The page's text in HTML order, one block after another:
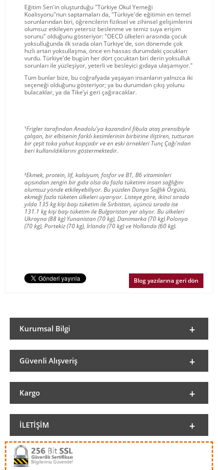
Eğitim Sen'in oluşturduğu "Türkiye Okul Yemeği
Koalisyonu"nun saptamaları da, "Türkiye'de eğitimin en temel
sorunlarından biri, öğrencilerin fiziksel ve zihinsel gelişimlerini
olumsuz etkileyen yetersiz beslenme ve temiz suya erişim
sorunu" olduğunu gösteriyor: "OECD ülkeleri arasında çocuk
yoksulluğunda ilk sırada olan Türkiye'de, son dönemde çok
hızlı artan yoksullaşma, önce en hassas durumdaki çocukları
vurdu. Türkiye’de bugün her dört çocuktan biri derin yoksulluk
sorunları ile yüzleşiyor, yeterli ve besleyici gıdaya ulaşamıyor."
Tüm bunlar bize, bu coğrafyada yaşayan insanların yalnızca iki
seçeneği olduğunu gösteriyor; ya bu durumdan çıkış yolunu
bulacaklar, ya da Tike’yi geri çağıracaklar.
¹Frigler tarafından Anadolu'ya kazandırıl fibula ataş prensibiyle
çalışan, bir elbisenin farklı kesimlerinin birbirine iliştiren, tutturan
bir çeşit toka yahut kopçadır ve en eski örnekleri Tunç Çağı'ndan
beri kullanıldıklarını göstermektedir.
²Ekmek, protein, lif, kalsiyum, fosfor ve B1, B6 vitaminleri
açısından zengin bir gıda olsa da fazla tüketimi insan sağlığını
olumsuz yönde etkileyebiliyor. Bu yüzden Dünya Sağlık Örgütü,
ekmeği fazla tüketen ülkeleri uyarıyor. Listeye göre, ikinci sırada
yılda 135 kg kişi başı tüketim ile Sırbistan, üçüncü sırada ise
131.1 kg kişi başı tüketim ile Bulgaristan yer alıyor. Bu ülkeleri
Ukrayna (88 kg) Yunanistan (70 kg), Danimarka (70 kg) Polonya
(70 kg), Portekiz (70 kg), İrlanda (70 kg) ve Hollanda (60 kg).
Blog yazılarına geri dön
Kurumsal Bilgi
Güvenli Alışveriş
Kargo
İLETIŞIM